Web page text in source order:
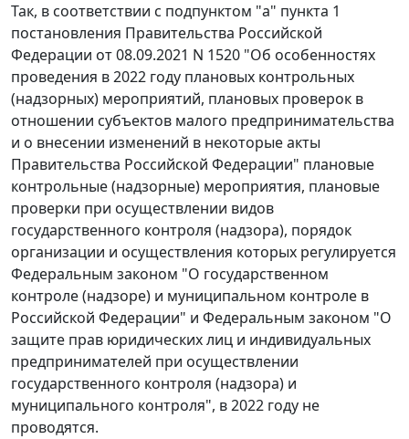
Так, в соответствии с подпунктом "а" пункта 1
постановления Правительства Российской
Федерации от 08.09.2021 N 1520 "Об особенностях
проведения в 2022 году плановых контрольных
(надзорных) мероприятий, плановых проверок в
отношении субъектов малого предпринимательства
и о внесении изменений в некоторые акты
Правительства Российской Федерации" плановые
контрольные (надзорные) мероприятия, плановые
проверки при осуществлении видов
государственного контроля (надзора), порядок
организации и осуществления которых регулируется
Федеральным законом "О государственном
контроле (надзоре) и муниципальном контроле в
Российской Федерации" и Федеральным законом "О
защите прав юридических лиц и индивидуальных
предпринимателей при осуществлении
государственного контроля (надзора) и
муниципального контроля", в 2022 году не
проводятся.